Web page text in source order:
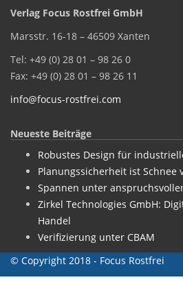
Verlag Focus Rostfrei GmbH
Marsstr. 16-18 – 46509 Xanten
Tel: +49 (0) 28 01 – 98 26 0
Fax: +49 (0) 28 01 – 98 26 11
info@focus-rostfrei.com
Neueste Beiträge
Robustes Design für
Planungssicherheit ist Schnee
Spannen unter
Zirkel Technologies GmbH:
Handel
Verifizierung unter CBAM
© Copyright 2018 - Focus Rostfrei